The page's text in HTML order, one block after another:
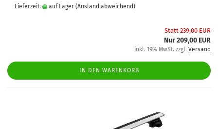
Lieferzeit: auf Lager (Ausland abweichend)
Statt 239,00 EUR
Nur 209,00 EUR
inkl. 19% MwSt. zzgl. Versand
IN DEN WARENKORB